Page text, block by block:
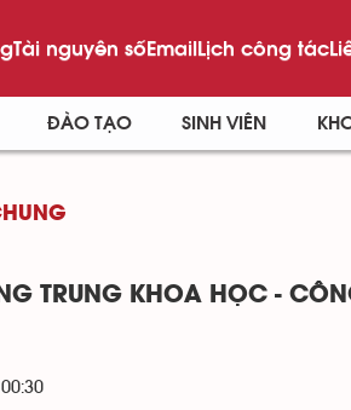
Tài nguyên sốEmailLịch công tác
ĐÀO TẠO SINH VIÊN
TRUNG KHOA HỌC -